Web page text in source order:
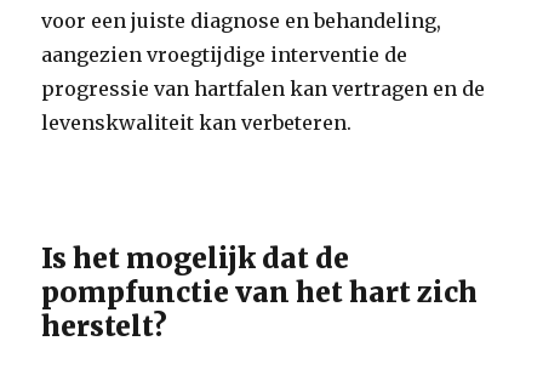
voor een juiste diagnose en behandeling,
aangezien vroegtijdige interventie de
progressie van hartfalen kan vertragen en de
levenskwaliteit kan verbeteren.
Is het mogelijk dat de
pompfunctie van het hart zich
herstelt?